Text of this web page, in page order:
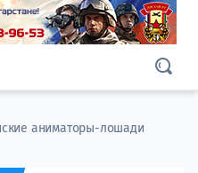
аниматоры-лошади